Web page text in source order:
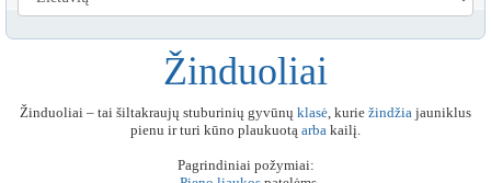
Žinduoliai
Žinduoliai – tai šiltakraujų stuburinių gyvūnų klasė, kurie žindžia jauniklus
pienu ir turi kūno plaukuotą arba kailį.
Pagrindiniai požymiai: